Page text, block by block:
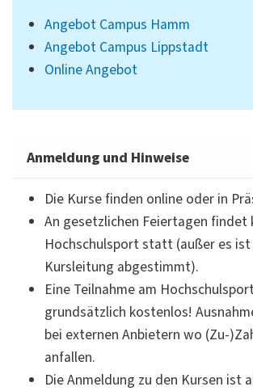
Angebot Campus Hamm
Angebot Campus Lippstadt
Online Angebot
Anmeldung und Hinweise
Die Kurse finden online oder in
An gesetzlichen Feiertagen findet
Hochschulsport statt (außer es
Kursleitung abgestimmt).
Eine Teilnahme am
grundsätzlich kostenlos!
bei externen Anbietern wo (Zu-
anfallen.
Die Anmeldung zu den Kursen ist